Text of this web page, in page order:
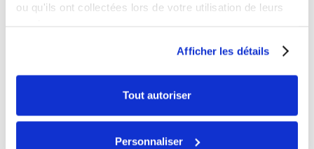
ou qu'ils ont collectées lors de votre utilisation de leurs
Afficher les détails
Tout autoriser
Personnaliser
Indisponible